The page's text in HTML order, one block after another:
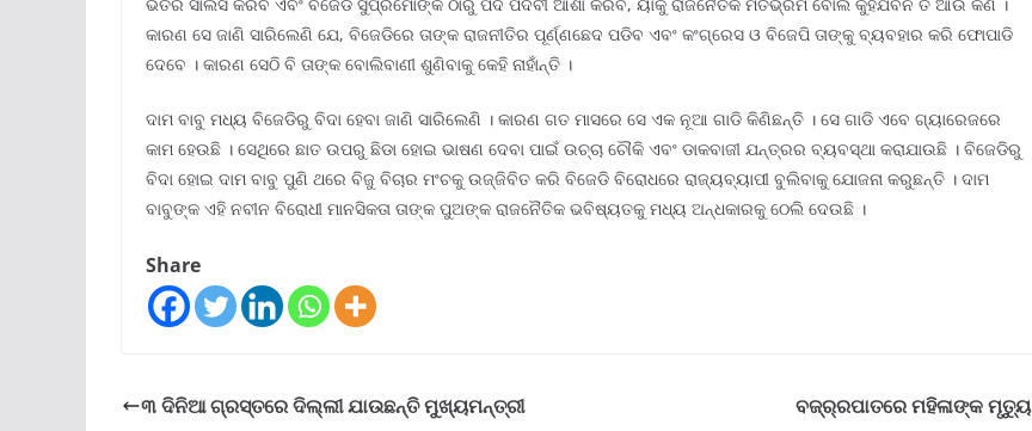
କାରଣ ସେ ଜାଣି ସାରିଲେଣି ଯେ, ବିଜେଡିରେ ତାଙ୍କ ରାଜନୀତିର ପୂର୍ଣ୍ଣଛେଦ ପଡିବ ଏବଂ କଂଗ୍ରେସ ଓ ବିଜେପି ତାଙ୍କୁ ବ୍ୟବହାର କରି ଫୋପାଡି
ଦେବେ । କାରଣ ସେଠି ବି ତାଙ୍କ ବୋଲିବାଣୀ ଶୁଣିବାକୁ କେହି ନାହାଁନ୍ତି ।
ଦାମ ବାବୁ ମଧ୍ୟ ବିଜେଡିରୁ ବିଦା ହେବା ଜାଣି ସାରିଲେଣି । କାରଣ ଗତ ମାସରେ ସେ ଏକ ନୂଆ ଗାଡି କିଣିଛନ୍ତି । ସେ ଗାଡି ଏବେ ଗ୍ୟାରେଜରେ
କାମ ହେଉଛି । ସେଥିରେ ଛାତ ଉପରୁ ଛିଡା ହୋଇ ଭାଷଣ ଦେବା ପାଇଁ ଉଚ୍ଚା ଚୌକି ଏବଂ ଡାକବାଜୀ ଯନ୍ତ୍ରର ବ୍ୟବସ୍ଥା କରାଯାଉଛି । ବିଜେଡିରୁ
ବିଦା ହୋଇ ଦାମ ବାବୁ ପୁଣି ଥରେ ବିଜୁ ବିଚାର ମଂଚକୁ ଉଜ୍ଜିବିତ କରି ବିଜେଡି ବିରୋଧରେ ରାଜ୍ୟବ୍ୟାପୀ ବୁଲିବାକୁ ଯୋଜନା କରୁଛନ୍ତି । ଦାମ
ବାବୁଙ୍କ ଏହି ନବୀନ ବିରୋଧୀ ମାନସିକତା ତାଙ୍କ ପୁଅଙ୍କ ରାଜନୈତିକ ଭବିଷ୍ୟତକୁ ମଧ୍ୟ ଅନ୍ଧକାରକୁ ଠେଲି ଦେଉଛି ।
Share
୩ ଦିନିଆ ଗ୍ରସ୍ତରେ ଦିଲ୍ଲୀ ଯାଉଛନ୍ତି ମୁଖ୍ୟମନ୍ତ୍ରୀ ବଜ୍ର୍ରପାତରେ ମହିଳାଙ୍କ ମୃତ୍ୟୁ